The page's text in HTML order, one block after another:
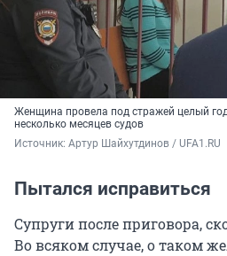
Женщина провела под стражей целый
несколько месяцев судов
Источник: Артур Шайхутдинов / UFA1.RU
Пытался исправиться
Супруги после приговора,
Во всяком случае, о таком